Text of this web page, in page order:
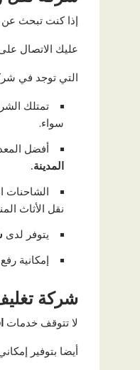
إذا كنت تبحث عن
عليك الاتصال
التي توجد في
تمتلك
سواء.
أفضل
المدينة.
الشاحنات
نقل الأثاث
يتوفر لدى
إمكانية
شركة
لا تتوقف خدمات
أيضا بتوفير